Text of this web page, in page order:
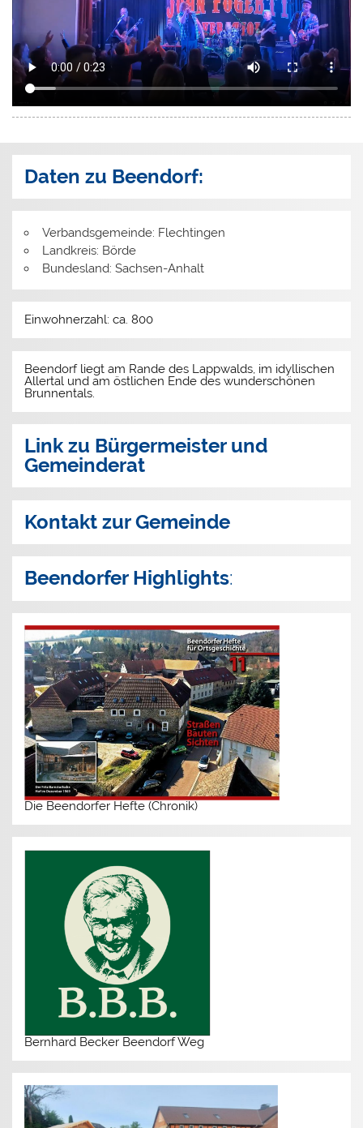
Daten zu Beendorf:
Verbandsgemeinde: Flechtingen
Landkreis: Börde
Bundesland: Sachsen-Anhalt
Einwohnerzahl: ca. 800
Beendorf liegt am Rande des Lappwalds, im idyllischen
Allertal und am östlichen Ende des wunderschönen
Brunnentals.
Link zu Bürgermeister und
Gemeinderat
Kontakt zur Gemeinde
Beendorfer Highlights:
Die Beendorfer Hefte (Chronik)
Bernhard Becker Beendorf Weg